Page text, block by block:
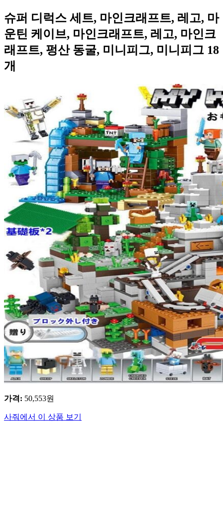
슈퍼 디럭스 세트, 마인크래프트, 레고, 마
운틴 케이브, 마인크래프트, 레고, 마인크
래프트, 펑산 동굴, 미니피그, 미니피그 18
개
가격: 50,553원
사줘에서 이 상품 보기